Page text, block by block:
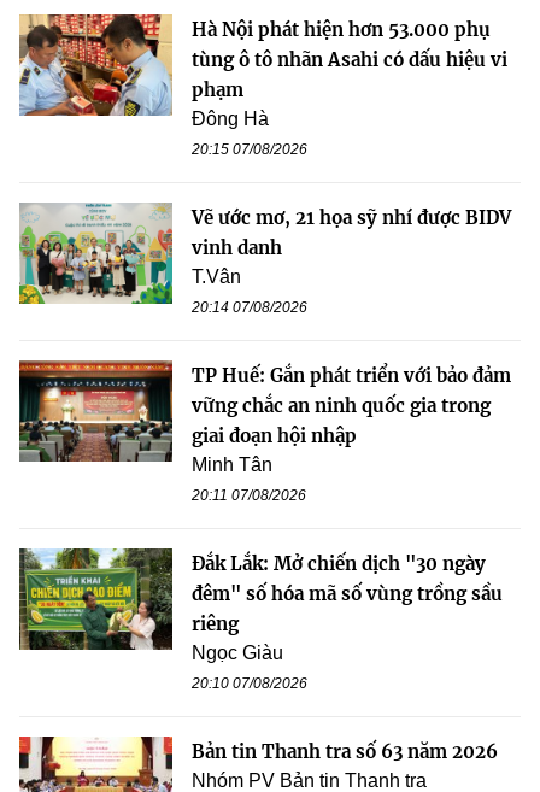
Hà Nội phát hiện hơn 53.000 phụ
tùng ô tô nhãn Asahi có dấu hiệu vi
phạm
Đông Hà
20:15 07/08/2026
Vẽ ước mơ, 21 họa sỹ nhí được BIDV
vinh danh
T.Vân
20:14 07/08/2026
TP Huế: Gắn phát triển với bảo đảm
vững chắc an ninh quốc gia trong
giai đoạn hội nhập
Minh Tân
20:11 07/08/2026
Đắk Lắk: Mở chiến dịch "30 ngày
đêm" số hóa mã số vùng trồng sầu
riêng
Ngọc Giàu
20:10 07/08/2026
Bản tin Thanh tra số 63 năm 2026
Nhóm PV Bản tin Thanh tra